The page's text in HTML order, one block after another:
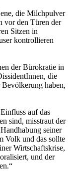
die Milchpulver
vor den Türen der
Sitzen in
kontrollieren
der Bürokratie in
die
haben,
auf das
sind, misstraut der
seiner
Volk und das sollte
Wirtschaftskrise,
und der